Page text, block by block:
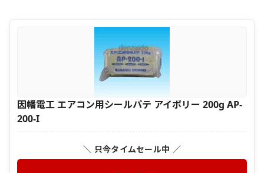
因幡電工 エアコン用シールパテ アイボリー 200g AP-
200-I
＼ 只今タイムセール中 ／